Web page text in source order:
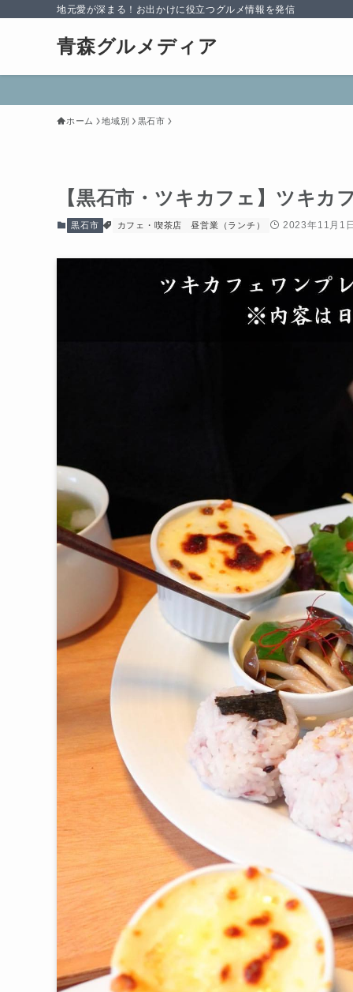
地元愛が深まる！お出かけに役立つグルメ情報を発信
青森グルメディア
ホーム 地域別 黒石市
【黒石市・ツキカフェ】ツキカ
黒石市 カフェ・喫茶店 昼営業（ランチ） 2023年11月1